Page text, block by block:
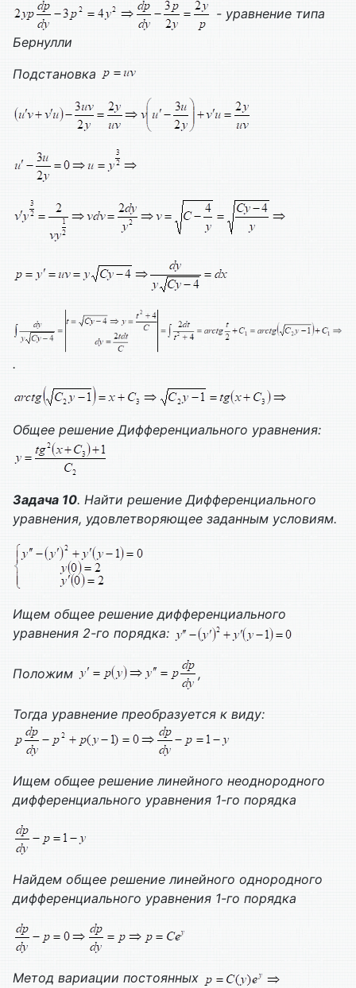
- уравнение типа
Бернулли
Подстановка
.
Общее решениеДифференциального уравнения:
Задача 10. Найти решениеДифференциального
уравнения, удовлетворяющее заданным условиям.
Ищем общее решение дифференциального
уравнения 2-го порядка:
Положим ,
Тогда уравнение преобразуется к виду:
Ищем общее решение линейного неоднородного
дифференциального уравнения 1-го порядка
Найдем общее решение линейного однородного
дифференциального уравнения 1-го порядка
Метод вариации постоянных